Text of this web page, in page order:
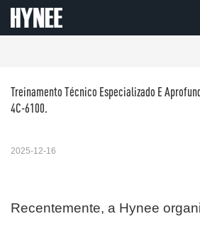
Treinamento Técnico Especializado E
4C-6100.
2025-12-16
Recentemente, a Hynee